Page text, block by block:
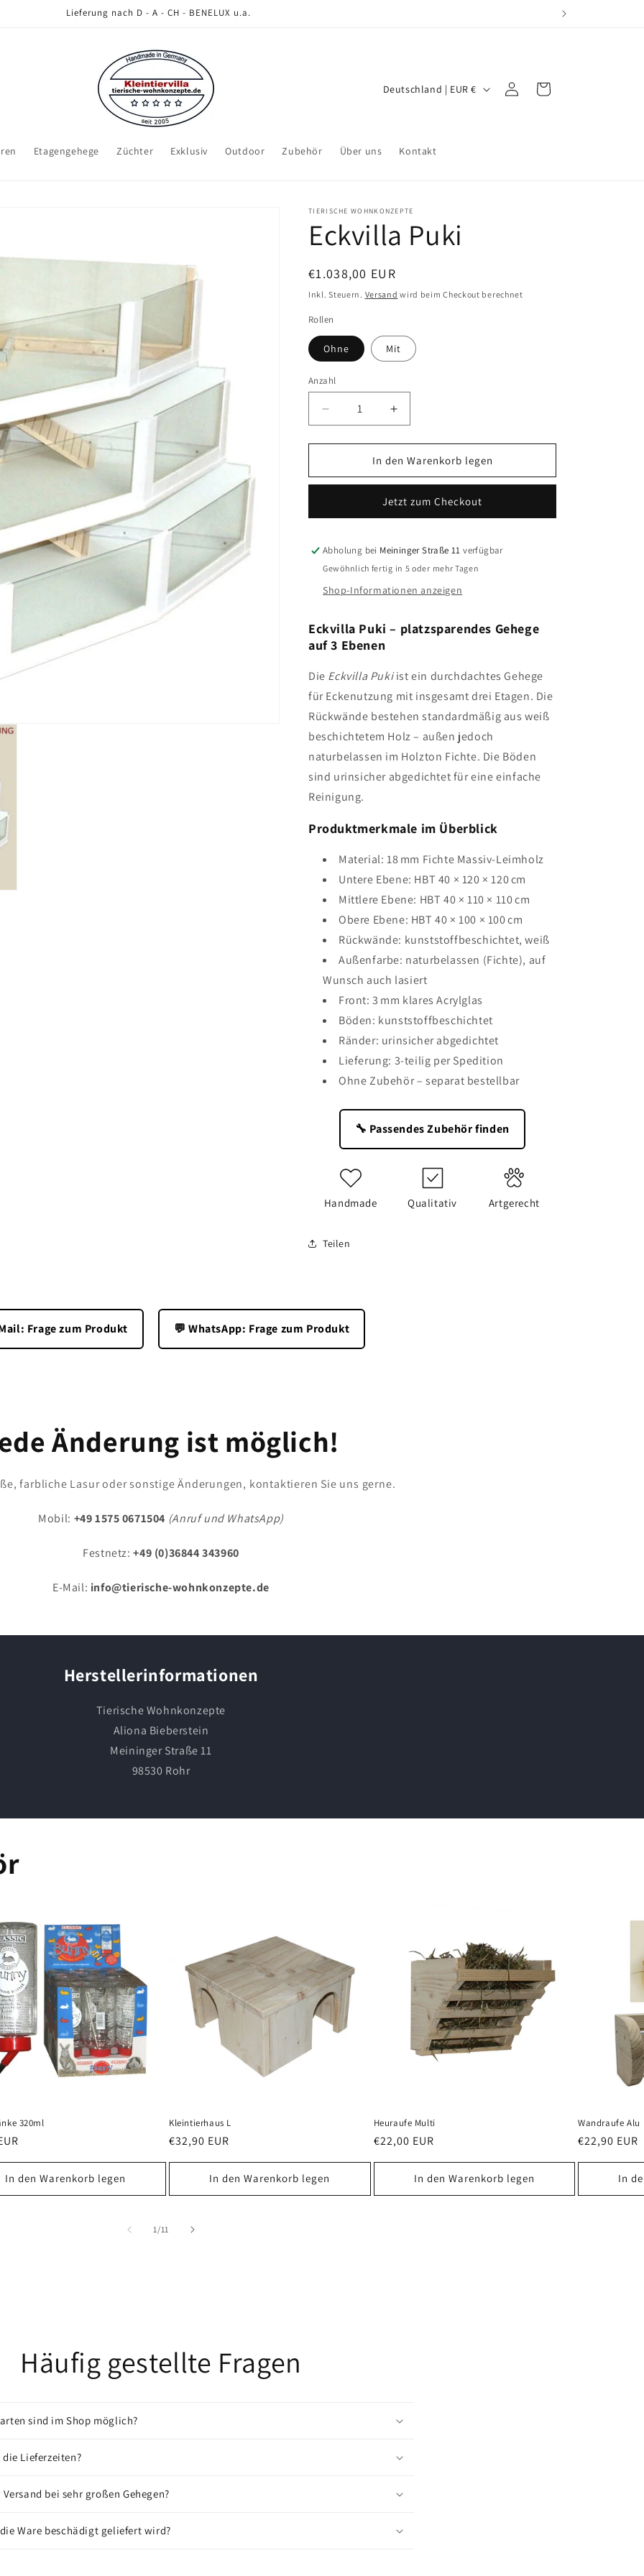
Lieferung nach D - A - CH - BENELUX u.a.
Etagengehege Züchter Exklusiv Outdoor Zubehör Über uns Kontakt
d
e
g
i
o
Deutschland | EUR € EinloggenWarenkorb
TIERISCHE WOHNKONZEPTE
Eckvilla Puki
Normaler
Preis
€1.038,00 EUR
Inkl. Steuern. Versand wird beim Checkout berechnet
Rollen
Ohne Mit
Anzahl
Verringere
die
Menge
Eckvilla
Erhöhe
die
Menge
für
Eckvilla
In den Warenkorb legen
Jetzt zum Checkout
Abholung bei Meininger Straße 11 verfügbar
Gewöhnlich fertig in 5 oder mehr Tagen
Shop-Informationen anzeigen
Eckvilla Puki – platzsparendes Gehege
auf 3 Ebenen
Die Eckvilla Pukiist ein durchdachtes Gehege
für Eckenutzung mit insgesamt drei Etagen. Die
Rückwände bestehen standardmäßig aus weiß
beschichtetem Holz – außen jedoch
naturbelassen im Holzton Fichte. Die Böden
sind urinsicher abgedichtet für eine einfache
Reinigung.
Produktmerkmale im Überblick
Material: 18 mm Fichte Massiv-Leimholz
Untere Ebene: HBT 40 × 120 × 120 cm
Mittlere Ebene: HBT 40 × 110 × 110 cm
Obere Ebene: HBT 40 × 100 × 100 cm
Rückwände: kunststoffbeschichtet, weiß
Außenfarbe: naturbelassen (Fichte), auf
Wunsch auch lasiert
Front: 3 mm klares Acrylglas
Böden: kunststoffbeschichtet
Ränder: urinsicher abgedichtet
Lieferung: 3-teilig per Spedition
Ohne Zubehör – separat bestellbar
🔧 Passendes Zubehör finden
Handmade Qualitativ Artgerecht
Teilen
Frage zum Produkt 💬 WhatsApp: Frage zum Produkt
Änderung ist möglich!
farbliche Lasur oder sonstige Änderungen, kontaktieren Sie uns gerne.
Mobil: +49 1575 0671504 (Anruf und WhatsApp)
Festnetz: +49 (0)36844 343960
E-Mail: info@tierische-wohnkonzepte.de
Herstellerinformationen
Tierische Wohnkonzepte
Aliona Bieberstein
Meininger Straße 11
98530 Rohr
320ml
In den Warenkorb legen
Kleintierhaus L
Normaler
€32,90 EUR
In den Warenkorb legen
Heuraufe Multi
Normaler
€22,00 EUR
In den Warenkorb legen
Wandraufe Alu
Normaler
€22,90 EUR
In
1 /von
11
Häufig gestellte Fragen
sind im Shop möglich?
Lieferzeiten?
bei sehr großen Gehegen?
Ware beschädigt geliefert wird?